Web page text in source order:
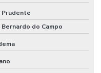
Prudente
Bernardo do Campo